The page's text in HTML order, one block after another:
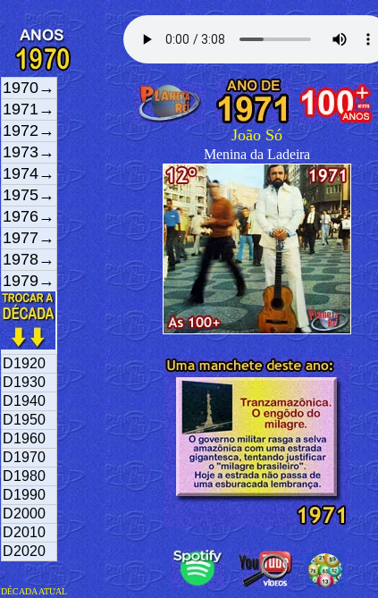
1970→
1971→
1972→
1973→
1974→
1975→
1976→
1977→
1978→
1979→
D1920
D1930
D1940
D1950
D1960
D1970
D1980
D1990
D2000
D2010
D2020
DÉCADA ATUAL
João Só
Menina da Ladeira